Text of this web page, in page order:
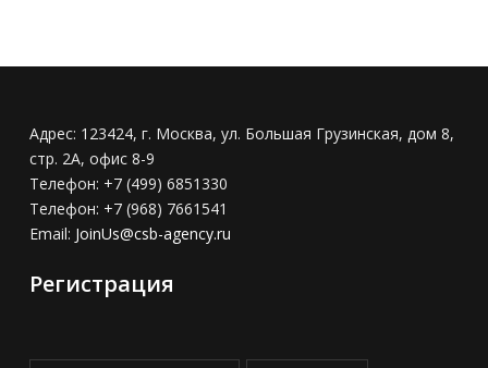
Адрес: 123424, г. Москва, ул. Большая Грузинская, дом 8,
стр. 2А, офис 8-9
Телефон: +7 (499) 6851330
Телефон: +7 (968) 7661541
Email: JoinUs@csb-agency.ru
Регистрация